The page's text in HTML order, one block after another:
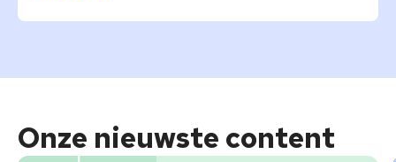
Onze nieuwste content